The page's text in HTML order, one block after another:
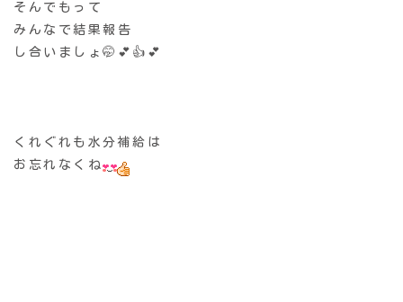
そんでもって
みんなで結果報告
し合いましょ🤭💕👍💕
くれぐれも水分補給は
お忘れなくね